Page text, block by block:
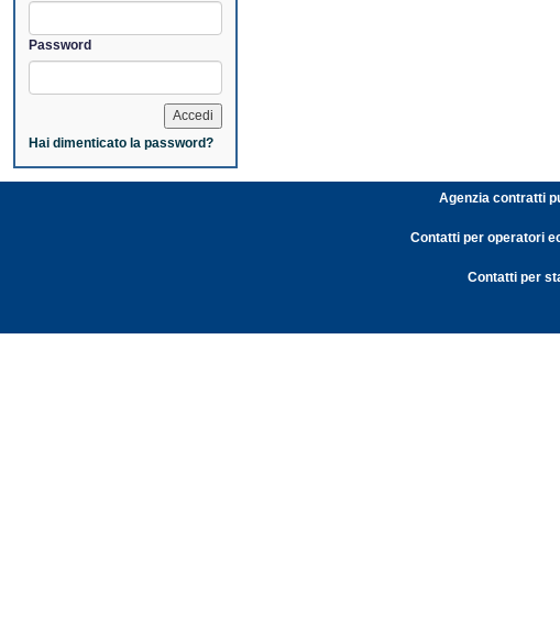
Password
Hai dimenticato la password?
Agenzia contratti
Contatti per operatori
Contatti per